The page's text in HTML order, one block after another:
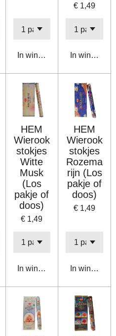
In winkelwagen
€ 1,49
In
HEM
Wierook
stokjes
Witte
Musk
(Los
pakje of
doos)
€ 1,49
In winkelwagen
HEM
Wierook
stokjes
Rozema
rijn (Los
pakje of
doos)
€ 1,49
In